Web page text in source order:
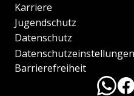
Karriere
Jugendschutz
Datenschutz
Datenschutzeinstellungen
Barrierefreiheit